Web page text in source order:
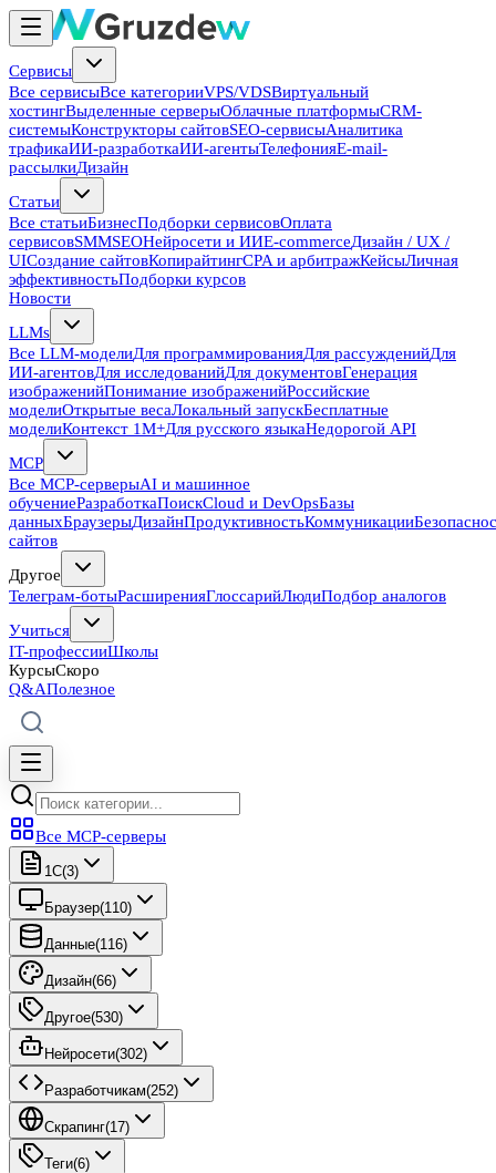
Сервисы
Все сервисыВсе категорииVPS/VDSВиртуальный
хостингВыделенные серверыОблачные платформыCRM-
системыКонструкторы сайтовSEO-сервисыАналитика
трафикаИИ-разработкаИИ-агентыТелефонияE-mail-
рассылкиДизайн
Статьи
Все статьиБизнесПодборки сервисовОплата
сервисовSMMSEOНейросети и ИИE-commerceДизайн / UX /
UIСоздание сайтовКопирайтингCPA и арбитражКейсыЛичная
эффективностьПодборки курсов
Новости
LLMs
Все LLM-моделиДля программированияДля рассужденийДля
ИИ-агентовДля исследованийДля документовГенерация
изображенийПонимание изображенийРоссийские
моделиОткрытые весаЛокальный запускБесплатные
моделиКонтекст 1M+Для русского языкаНедорогой API
MCP
Все MCP-серверыAI и машинное
обучениеРазработкаПоискCloud и DevOpsБазы
данныхБраузерыДизайнПродуктивностьКоммуникации
сайтов
Другое
Телеграм-ботыРасширенияГлоссарийЛюдиПодбор аналогов
Учиться
IT-профессииШколы
КурсыСкоро
Q&AПолезное
Все MCP-серверы
1C(3)
Браузер(110)
Данные(116)
Дизайн(66)
Другое(530)
Нейросети(302)
Разработчикам(252)
Скрапинг(17)
Теги(6)